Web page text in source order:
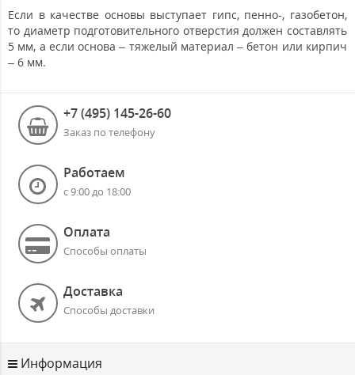
Если в качестве основы выступает гипс, пенно-, газобетон,
то диаметр подготовительного отверстия должен составлять
5 мм, а если основа – тяжелый материал – бетон или кирпич
– 6 мм.
+7 (495) 145-26-60
Заказ по телефону
Работаем
с 9:00 до 18:00
Оплата
Способы оплаты
Доставка
Способы доставки
Информация